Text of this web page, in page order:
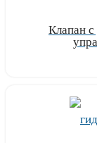
Клапан